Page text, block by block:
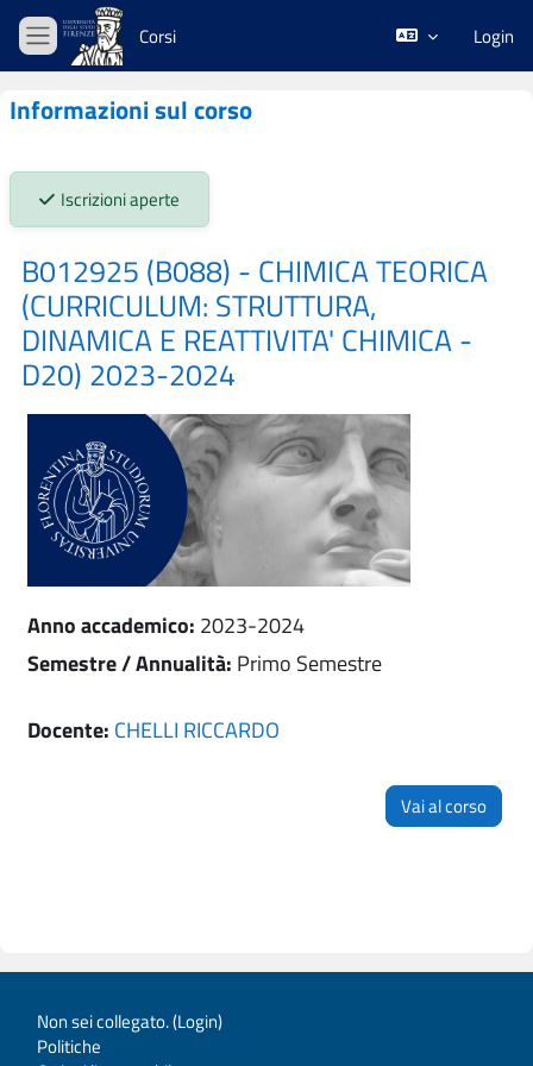
Vai al contenuto principale
Pannello laterale
Corsi Login
Informazioni sul corso
Stato iscrizioni:
Iscrizioni aperte
B012925 (B088) - CHIMICA TEORICA
(CURRICULUM: STRUTTURA,
DINAMICA E REATTIVITA' CHIMICA -
D20) 2023-2024
Anno accademico: 2023-2024
Semestre / Annualità: Primo Semestre
Docente: CHELLI RICCARDO
Vai al corso
Non sei collegato. (Login)
Politiche